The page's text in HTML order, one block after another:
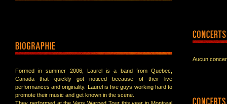
Formed in summer 2006, Laurel is a band from Quebec,
Canada that quickly got noticed because of their live
performances and originality. Laurel is five guys working hard to
promote their music and get known in the scene.
Aucun